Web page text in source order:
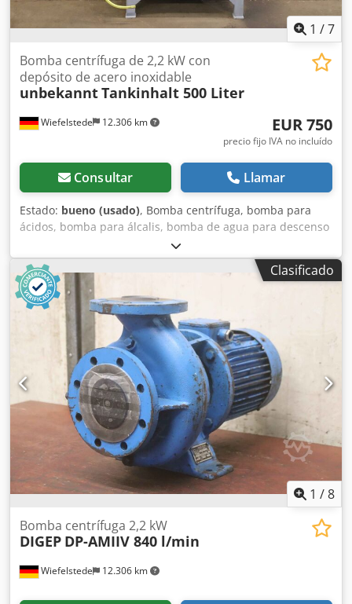
1 /7
Wiefelstede 12.306 km
Bomba centrífuga de 2,2 kW con
depósito de acero inoxidable
unbekanntTankinhalt 500 Liter
EUR 750
precio fijo IVA no incluído
Consultar Llamar
Estado: bueno (usado), Bomba centrífuga, bomba para
ácidos, bomba para álcalis, bomba de agua para descenso
de aguas subterráneas - Bomba centrífuga: con depósito
de acero inoxidable - Motor: 2,2 kW - Caudal: 1900 l/min -
Altura de elevación: 15 m Crjdpfx Abeyf Augj Asf -
Capacidad del depósito: aprox. 500 litros - Dimensiones
totales: 1080/920/H1190 mm - Peso: 126 kg
Clasificado
1 /8
Wiefelstede 12.306 km
Bomba centrífuga 2,2 kW
DIGEP DP-AMIIV 840 l/min